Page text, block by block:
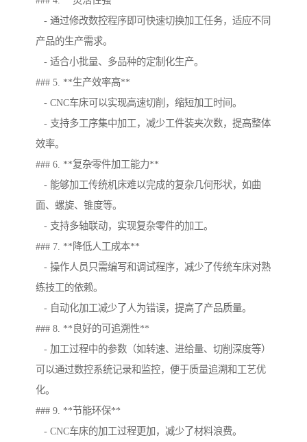
- 通过修改数控程序即可快速切换加工任务，适应不同
产品的生产需求。
- 适合小批量、多品种的定制化生产。
### 5. **生产效率高**
- CNC车床可以实现高速切削，缩短加工时间。
- 支持多工序集中加工，减少工件装夹次数，提高整体
效率。
### 6. **复杂零件加工能力**
- 能够加工传统机床难以完成的复杂几何形状，如曲
面、螺旋、锥度等。
- 支持多轴联动，实现复杂零件的加工。
### 7. **降低人工成本**
- 操作人员只需编写和调试程序，减少了传统车床对熟
练技工的依赖。
- 自动化加工减少了人为错误，提高了产品质量。
### 8. **良好的可追溯性**
- 加工过程中的参数（如转速、进给量、切削深度等）
可以通过数控系统记录和监控，便于质量追溯和工艺优
化。
### 9. **节能环保**
- CNC车床的加工过程更加，减少了材料浪费。